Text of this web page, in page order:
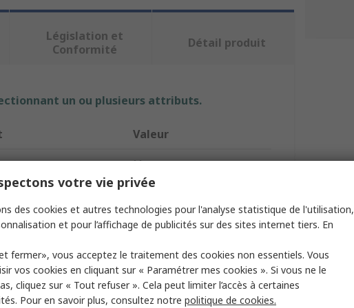
Législation et
Conformité
Détail produit
un ou plusieurs attributs.
Valeur
Manorga
Etagère modulable
charge 460kg
8mm
votre vie privée
des cookies et autres technologies pour l'analyse statistique de l'utilisation,
et pour l’affichage de publicités sur des sites internet tiers. En
fermer», vous acceptez le traitement des cookies non essentiels. Vous
vos cookies en cliquant sur « Paramétrer mes cookies ». Si vous ne le
cliquez sur « Tout refuser ». Cela peut limiter l’accès à certaines
Pour en savoir plus, consultez notre politique de cookies.